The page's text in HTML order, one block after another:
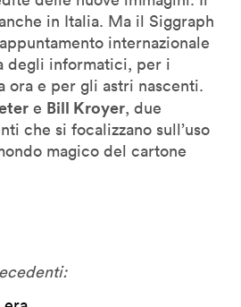
in Italia. Ma il Siggraph
internazionale
degli informatici, per i
ora e per gli astri nascenti.
e Bill Kroyer, due
che si focalizzano sull’uso
magico del cartone